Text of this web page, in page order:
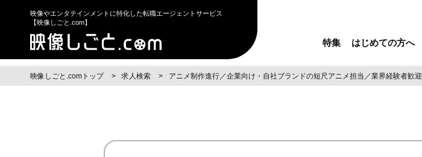
映像やエンタテインメントに特化した転職エージェントサービス
【映像しごと.com】
特集 はじめての方へ
映像しごと.comトップ 求人検索 アニメ制作進行／企業向け・自社ブランドの短尺アニメ担当／業界経験者歓迎